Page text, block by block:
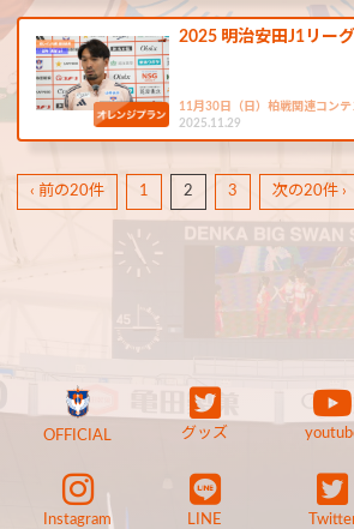
2025 明治安田J1リー
11月30日（日）柏戦関連コン
2025.11.29
‹ 前の20件 1 2 3 次の20件 ›
OFFICIAL グッズ
Instagram LINE